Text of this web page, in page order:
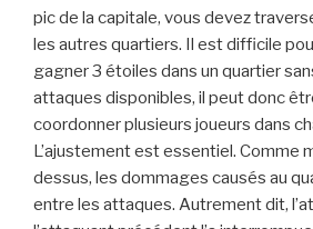
pic de la capitale, vous devez
les autres quartiers. Il est difficile
gagner 3 étoiles dans un quartier
attaques disponibles, il peut donc
coordonner plusieurs joueurs dans
L’ajustement est essentiel. Comme
dessus, les dommages causés au
entre les attaques. Autrement dit,